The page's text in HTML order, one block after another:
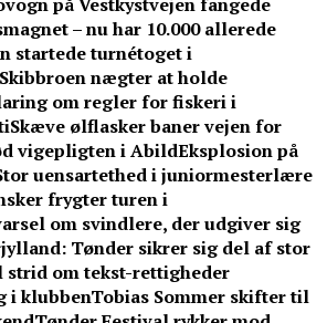
– nu har 10.000 allerede
startede turnétoget i
nægter at holde
om regler for fiskeri i
Skæve ølflasker baner vejen for
vigepligten i AbildEksplosion på
uensartethed i juniormesterlære
frygter turen i
om svindlere, der udgiver sig
Tønder sikrer sig del af stor
strid om tekst-rettigheder
i klubbenTobias Sommer skifter til